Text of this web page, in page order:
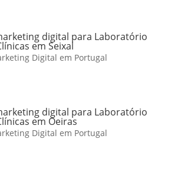
digital para Laboratório
em Seixal
Digital em Portugal
digital para Laboratório
em Oeiras
Digital em Portugal